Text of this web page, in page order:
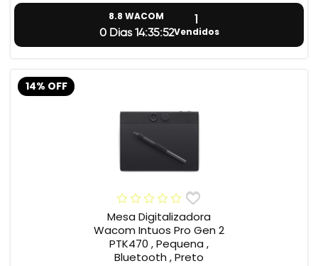
8.8 WACOM
0 Dias 14:35:51
1
Vendidos
14% OFF
Mesa Digitalizadora
Wacom Intuos Pro Gen 2
PTK470 , Pequena ,
Bluetooth , Preto